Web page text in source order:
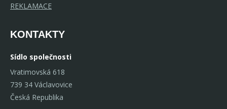
REKLAMACE
KONTAKTY
Sídlo společnosti
Vratimovská 618
739 34 Václavovice
Česká Republika